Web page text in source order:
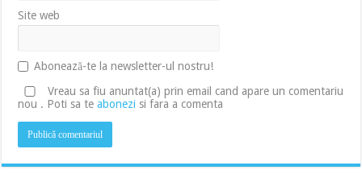
Site web
Abonează-te la newsletter-ul nostru!
Vreau sa fiu anuntat(a) prin email cand apare un comentariu
nou . Poti sa teabonezi si fara a comenta